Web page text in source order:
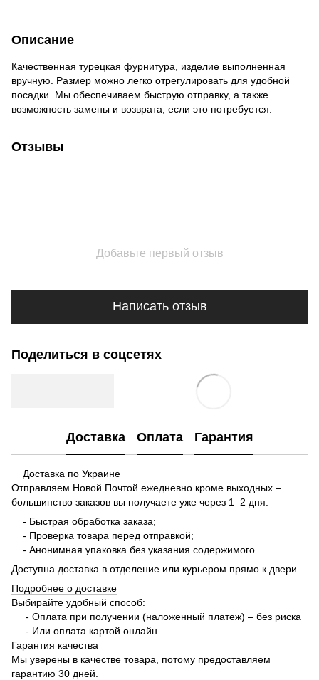
Описание
Качественная турецкая фурнитура, изделие выполненная
вручную. Размер можно легко отрегулировать для удобной
посадки. Мы обеспечиваем быструю отправку, а также
возможность замены и возврата, если это потребуется.
Отзывы
Добавьте первый отзыв
Написать отзыв
Поделиться в соцсетях
Доставка Оплата Гарантия
Доставка по Украине
Отправляем Новой Почтой ежедневно кроме выходных –
большинство заказов вы получаете уже через 1–2 дня.
- Быстрая обработка заказа;
- Проверка товара перед отправкой;
- Анонимная упаковка без указания содержимого.
Доступна доставка в отделение или курьером прямо к двери.
Подробнее о доставке
Выбирайте удобный способ:
- Оплата при получении (наложенный платеж) – без риска
- Или оплата картой онлайн
Гарантия качества
Мы уверены в качестве товара, потому предоставляем
гарантию 30 дней.